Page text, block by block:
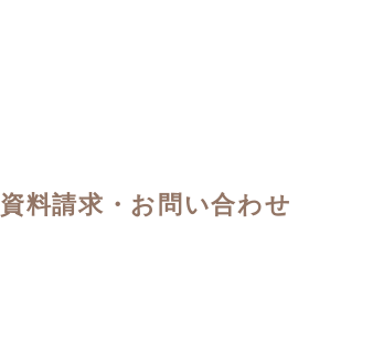
資料請求・お問い合わせ